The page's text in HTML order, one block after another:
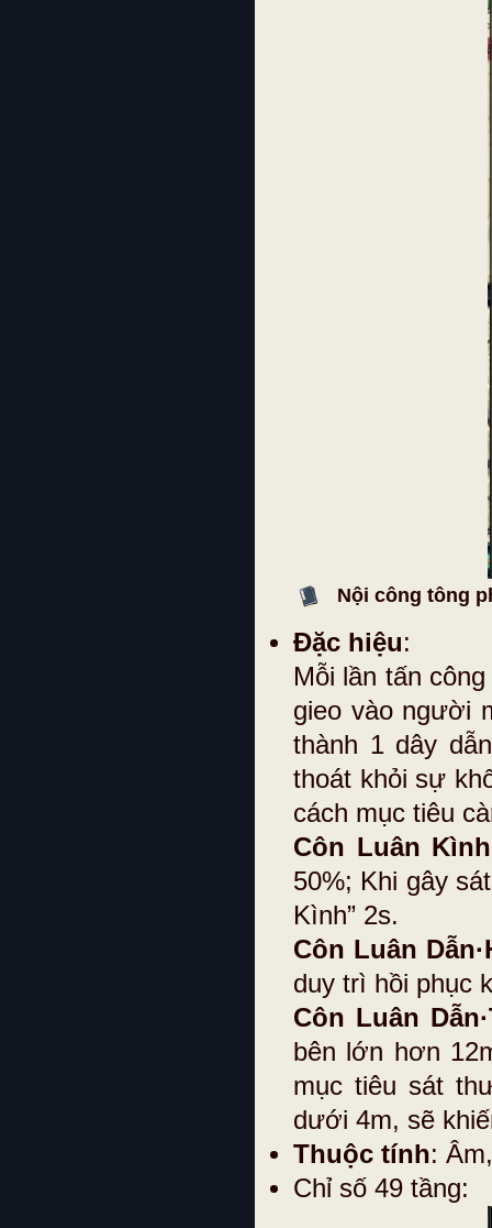
Nội công tông
Đặc hiệu:
Mỗi lần tấn
gieo vào người
thành 1 dây
thoát khỏi sự
cách mục tiêu
Côn Luân Kình
50%; Khi gây
Kình” 2s.
Côn Luân
duy trì hồi phục
Côn Luân
bên lớn hơn
mục tiêu sát
dưới 4m, sẽ
Thuộc tính:
Chỉ số 49 tầng: